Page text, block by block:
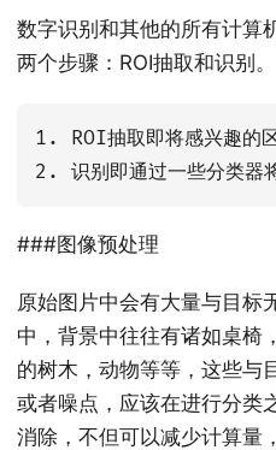
数字识别和其他的所有计算
两个步骤：ROI抽取和识别。
1. ROI抽取即将感兴趣的
###图像预处理
原始图片中会有大量与目标
中，背景中往往有诸如桌椅
的树木，动物等等，这些与
或者噪点，应该在进行分类
消除，不但可以减少计算量